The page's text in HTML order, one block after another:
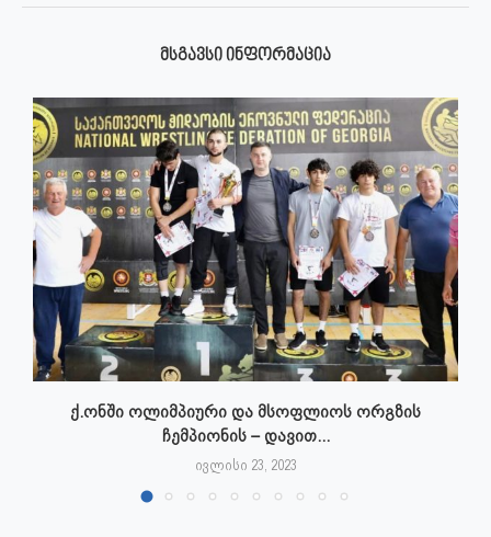
ᲛᲡᲒᲐᲕᲡᲘ ᲘᲜᲤᲝᲠᲛᲐᲪᲘᲐ
ქ.ონში ოლიმპიური და მსოფლიოს ორგზის
ჩემპიონის – დავით...
ივლისი 23, 2023